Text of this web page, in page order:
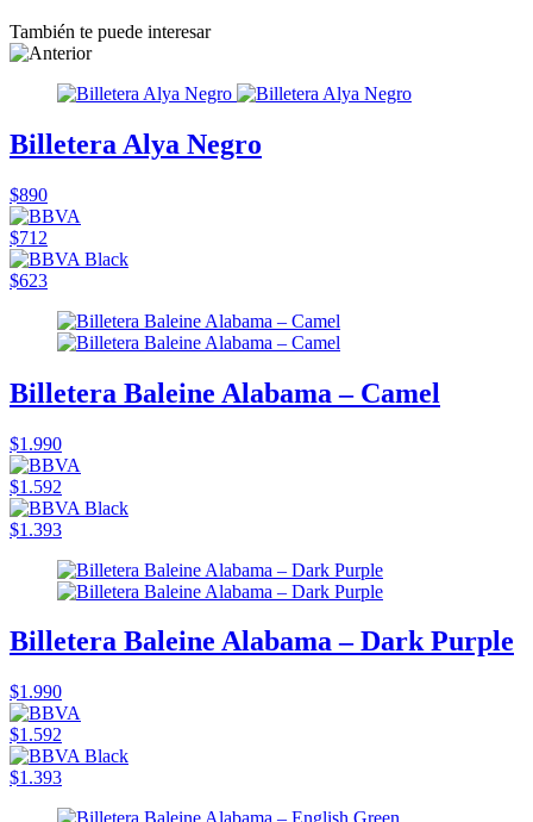
También te puede interesar
Billetera Alya Negro
$890
$712
$623
Billetera Baleine Alabama – Camel
$1.990
$1.592
$1.393
Billetera Baleine Alabama – Dark Purple
$1.990
$1.592
$1.393